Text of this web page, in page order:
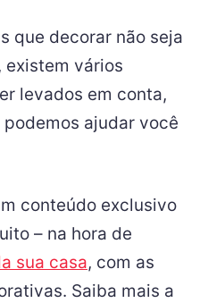
que decorar não seja
vários
levados em conta,
ajudar você
conteúdo exclusivo
– na hora de
sua casa, com as
Saiba mais a